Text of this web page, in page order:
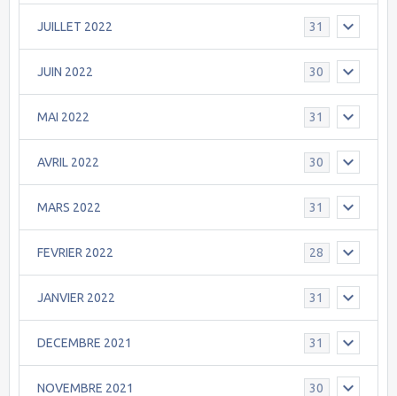
JUILLET 2022 31
JUIN 2022 30
MAI 2022 31
AVRIL 2022 30
MARS 2022 31
FEVRIER 2022 28
JANVIER 2022 31
DECEMBRE 2021 31
NOVEMBRE 2021 30